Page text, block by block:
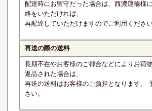
配達時にお留守だった場合は、西濃運輸様
絡をいただければ、
再配達していただけますのでご利用ください
再送の際の送料
長期不在やお客様のご都合などによりお荷
返品された場合は、
再送の送料はお客様のご負担となります。
さい。